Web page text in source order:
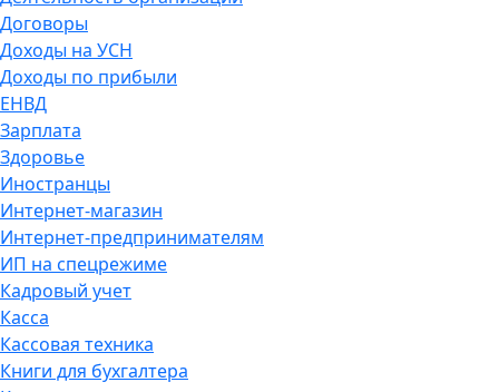
Договоры
Доходы на УСН
Доходы по прибыли
ЕНВД
Зарплата
Здоровье
Иностранцы
Интернет-магазин
Интернет-предпринимателям
ИП на спецрежиме
Кадровый учет
Касса
Кассовая техника
Книги для бухгалтера